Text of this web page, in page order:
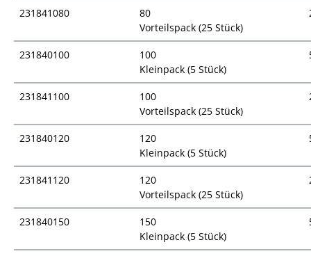
231841080
80
Vorteilspack (25 Stück)
231840100
100
Kleinpack (5 Stück)
231841100
100
Vorteilspack (25 Stück)
231840120
120
Kleinpack (5 Stück)
231841120
120
Vorteilspack (25 Stück)
231840150
150
Kleinpack (5 Stück)